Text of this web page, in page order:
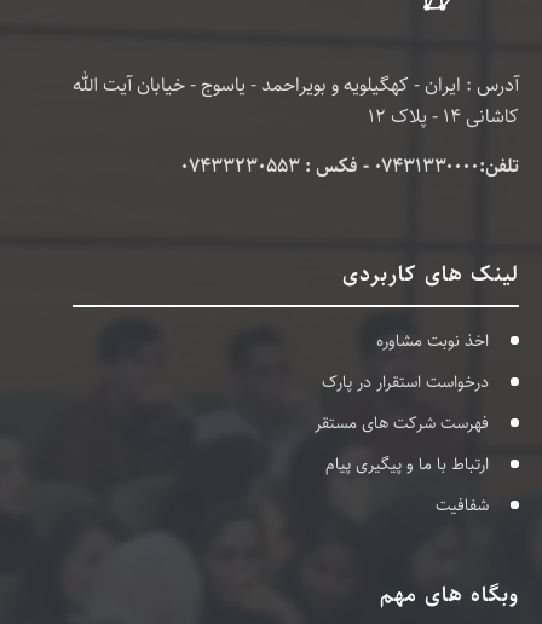
آدرس : ایران - کهگیلویه و بویراحمد - یاسوج - خیابان آیت الله
کاشانی 14 - پلاک 12
تلفن:۰۷۴۳۱۳۳۰۰۰۰ - فکس : 07433230553
لینک های کاربردی
اخذ نوبت مشاوره
درخواست استقرار در پارک
فهرست شرکت های مستقر
ارتباط با ما و پیگیری پیام
شفافیت
وبگاه های مهم